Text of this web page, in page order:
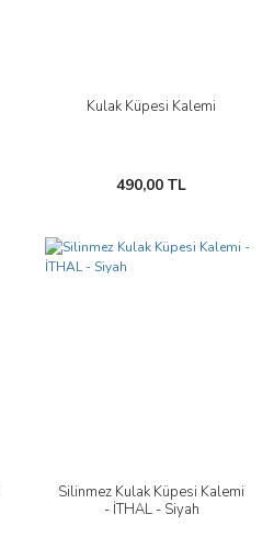
Kulak Küpesi Kalemi
490,00 TL
Silinmez Kulak Küpesi Kalemi
- İTHAL - Siyah